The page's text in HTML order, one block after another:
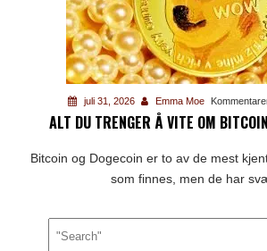
juli 31, 2026 Emma Moe
ALT DU TRENGER Å VITE OM
Bitcoin og Dogecoin er to av de mest
som finnes, men de har